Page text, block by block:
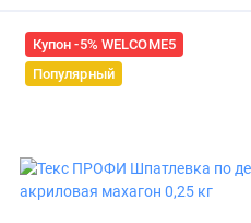
Купон -5% WELCOME5
Популярный